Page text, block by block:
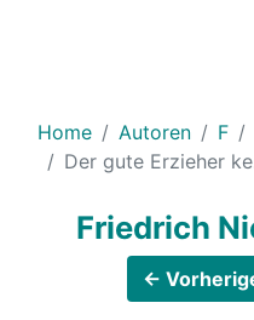
Home Autoren F
Der gute Erzieher
Friedrich
←